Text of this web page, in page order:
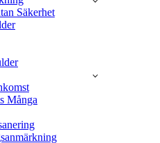
Säkerhet
Många